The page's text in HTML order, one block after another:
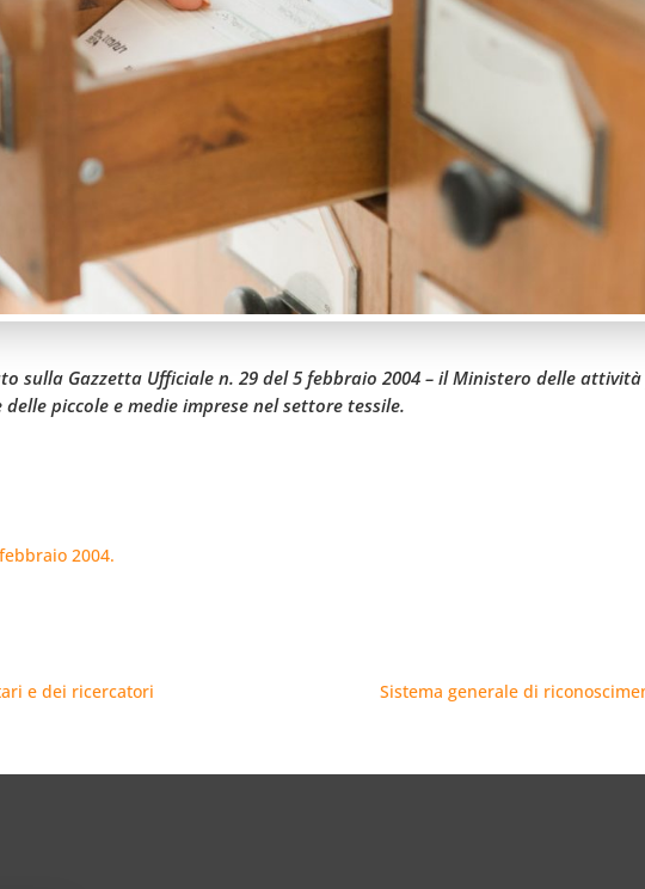
sulla Gazzetta Ufficiale n. 29 del 5 febbraio 2004 – il Ministero delle
piccole e medie imprese nel settore tessile.
2004.
e dei ricercatori
Sistema generale di